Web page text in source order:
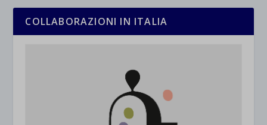
COLLABORAZIONI IN ITALIA